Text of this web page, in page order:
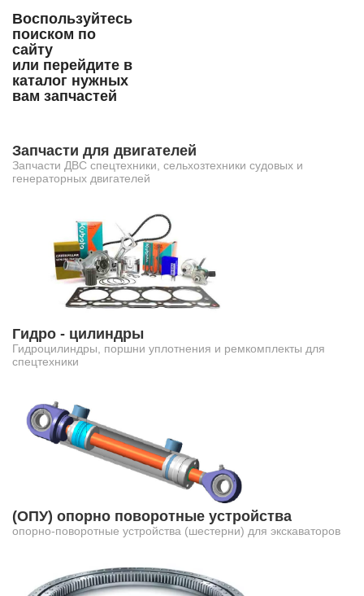
Воспользуйтесь
поиском по
сайту
или перейдите в
каталог нужных
вам запчастей
Запчасти для двигателей
Запчасти ДВС спецтехники, сельхозтехники судовых и
генераторных двигателей
Гидро - цилиндры
Гидроцилиндры, поршни уплотнения и ремкомплекты для
спецтехники
(ОПУ) опорно поворотные устройства
опорно-поворотные устройства (шестерни) для экскаваторов